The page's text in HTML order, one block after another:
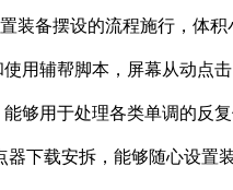
备摆设的流程施行，体
用辅帮脚本，屏幕从动点
够用于处理各类单调的反
下载安拆，能够随心设